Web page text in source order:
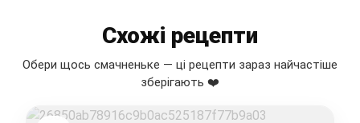
Схожі рецепти
Обери щось смачненьке — ці рецепти зараз найчастіше
зберігають ❤️